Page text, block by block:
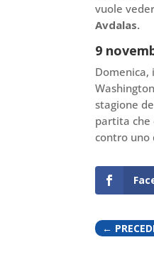
vuole
Avdalas.
9
Domenica,
stagione
partita che
contro uno
←